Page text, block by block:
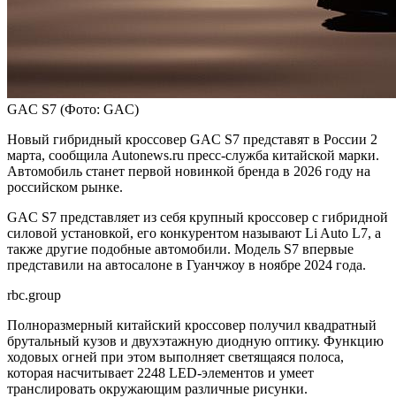
GAC S7 (Фото: GAC)
Новый гибридный кроссовер GAC S7 представят в России 2
марта, сообщила Autonews.ru пресс-служба китайской марки.
Автомобиль станет первой новинкой бренда в 2026 году на
российском рынке.
GAC S7 представляет из себя крупный кроссовер с гибридной
силовой установкой, его конкурентом называют Li Auto L7, а
также другие подобные автомобили. Модель S7 впервые
представили на автосалоне в Гуанчжоу в ноябре 2024 года.
rbc.group
Полноразмерный китайский кроссовер получил квадратный
брутальный кузов и двухэтажную диодную оптику. Функцию
ходовых огней при этом выполняет светящаяся полоса,
которая насчитывает 2248 LED-элементов и умеет
транслировать окружающим различные рисунки.